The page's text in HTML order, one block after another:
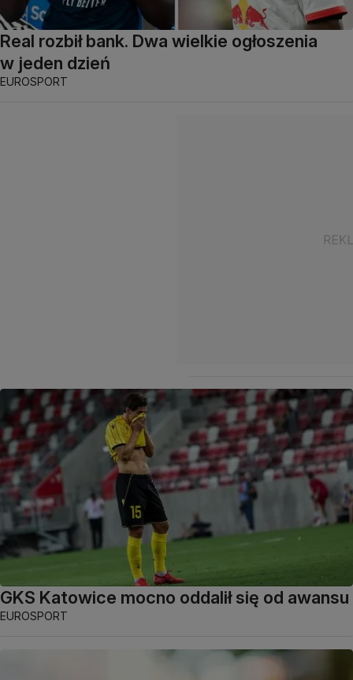
Real rozbił bank. Dwa wielkie ogłoszenia
w jeden dzień
EUROSPORT
GKS Katowice mocno oddalił się od awansu
EUROSPORT